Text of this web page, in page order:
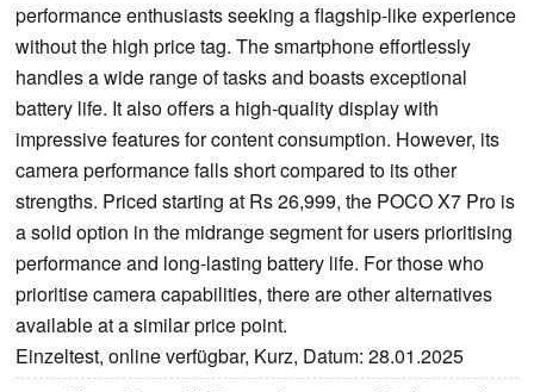
performance enthusiasts seeking a flagship-like experience
without the high price tag. The smartphone effortlessly
handles a wide range of tasks and boasts exceptional
battery life. It also offers a high-quality display with
impressive features for content consumption. However, its
camera performance falls short compared to its other
strengths. Priced starting at Rs 26,999, the POCO X7 Pro is
a solid option in the midrange segment for users prioritising
performance and long-lasting battery life. For those who
prioritise camera capabilities, there are other alternatives
available at a similar price point.
Einzeltest, online verfügbar, Kurz, Datum: 28.01.2025